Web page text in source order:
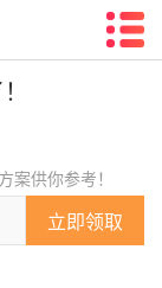
供你参考！
立即领取